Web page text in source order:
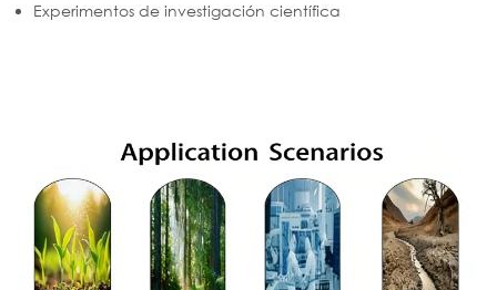
Experimentos de investigación científica